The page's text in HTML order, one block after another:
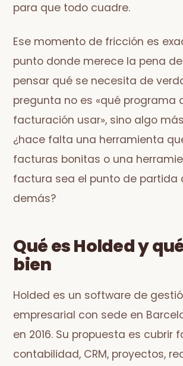
para que todo cuadre.
Ese momento de fricción es
punto donde merece la pena
pensar qué se necesita de
pregunta no es «qué programa
facturación usar», sino algo
¿hace falta una herramienta
facturas bonitas o una
factura sea el punto de partida
demás?
Qué es Holded y
bien
Holded es un software de
empresarial con sede en
en 2016. Su propuesta es cubrir
contabilidad, CRM, proyectos,